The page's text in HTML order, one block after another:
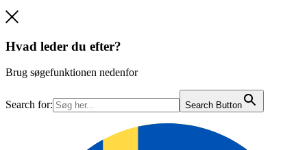
Hvad leder du efter?
Brug søgefunktionen nedenfor
Search for: Search Button